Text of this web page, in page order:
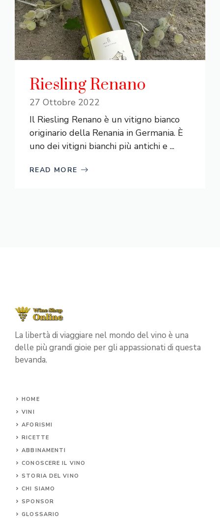
Riesling Renano
27 Ottobre 2022
Il Riesling Renano è un vitigno bianco
originario della Renania in Germania. È
uno dei vitigni bianchi più antichi e ...
READ MORE
La libertà di viaggiare nel mondo del vino è una
delle più grandi gioie per gli appassionati di questa
bevanda.
HOME
VINI
AFORISMI
RICETTE
ABBINAMENTI
CONOSCERE IL VINO
STORIA DEL VINO
CHI SIAMO
SPONSOR
GLOSSARIO